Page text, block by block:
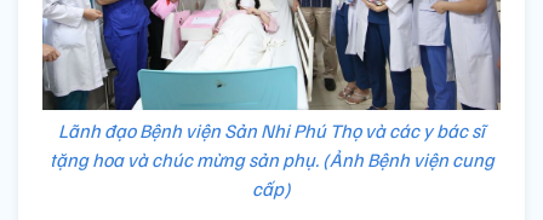
Lãnh đạo Bệnh viện Sản Nhi Phú Thọ và các y bác sĩ
tặng hoa và chúc mừng sản phụ. (Ảnh Bệnh viện cung
cấp)